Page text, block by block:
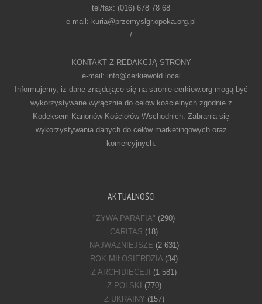
tel/fax: (016) 678 78 68
e-mail: kuria@przemyslgr.opoka.org.pl
/
KONTAKT Z REDAKCJĄ STRONY
e-mail: info@cerkiewold.local
Informujemy, iż dane znajdujące się na stronie cerkiew.org mogą być
wykorzystywane wyłącznie do celów kościelnych zgodnie z
Kodeksem Kanonów Kościołów Wschodnich. Zabrania się
wykorzystywania danych do celów marketingowych oraz
komercyjnych.
AKTUALNOŚCI
"ŻYWA PARAFIA" (290)
CARITAS (18)
NAJWAŻNIEJSZE (2 631)
ROK MIŁOSIERDZIA(34)
Z ARCHIDIECEJI
(1 581)
Z POLSKI
(770)
Z UKRAINY (157)